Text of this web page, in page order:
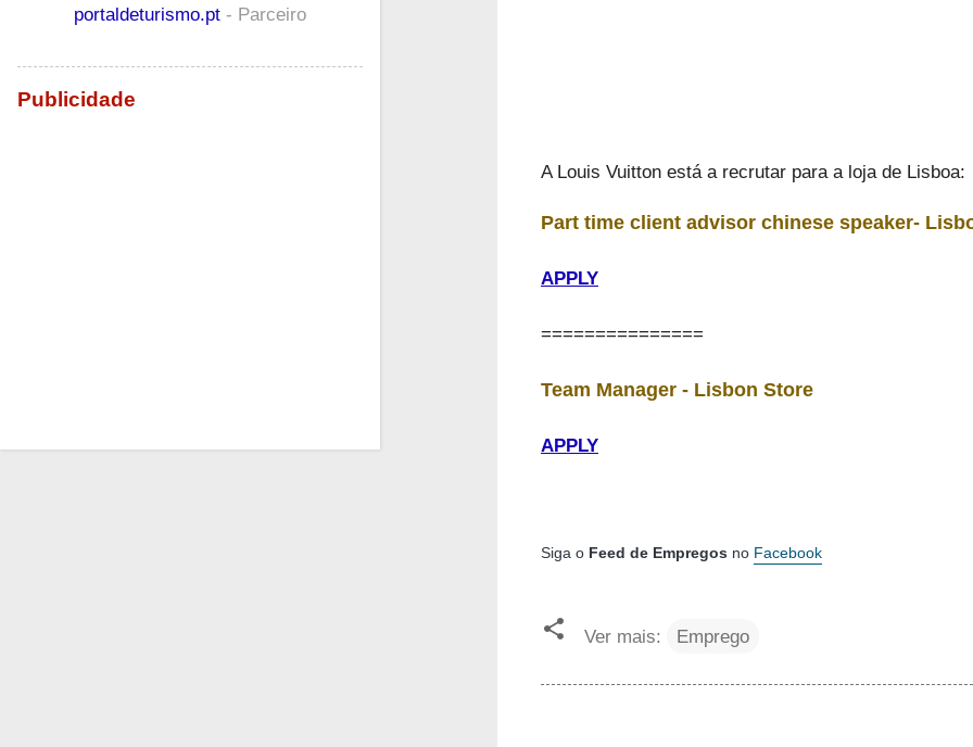
A Louis Vuitton está a recrutar para a loja de Lisboa:
Part time client advisor chinese speaker-
APPLY
===============
Team Manager - Lisbon Store
APPLY
Siga o Feed de Empregos no Facebook
Ver mais: Emprego
portaldeturismo.pt - Parceiro
Publicidade